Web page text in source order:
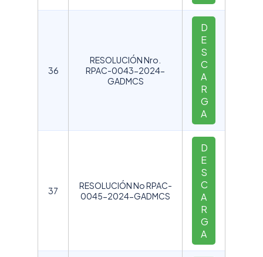
36
RESOLUCIÓN Nro.
RPAC-0043-2024-
GADMCS
D
E
S
C
A
R
G
A
37
RESOLUCIÓN No RPAC-
0045-2024-GADMCS
D
E
S
C
A
R
G
A